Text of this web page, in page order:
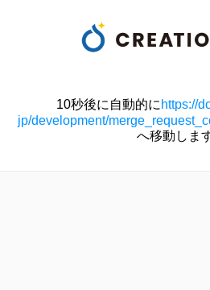
10秒後に自動的に https://
jp/development/
へ移動しま